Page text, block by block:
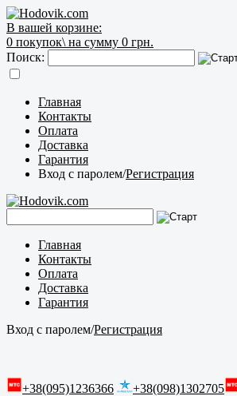
В вашей корзине:
0 покупок\ на сумму 0 грн.
Поиск:
Главная
Контакты
Оплата
Доставка
Гарантия
Вход с паролем/Регистрация
Главная
Контакты
Оплата
Доставка
Гарантия
Вход с паролем/Регистрация
+38(095)1236366 +38(098)1302705